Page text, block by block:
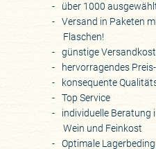
über 1000
Versand in Paketen
Flaschen!
günstige
hervorragendes
konsequente
Top Service
individuelle Beratung
Wein und Feinkost
Optimale